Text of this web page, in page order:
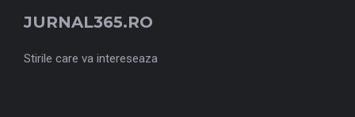
JURNAL365.RO
Stirile care va intereseaza